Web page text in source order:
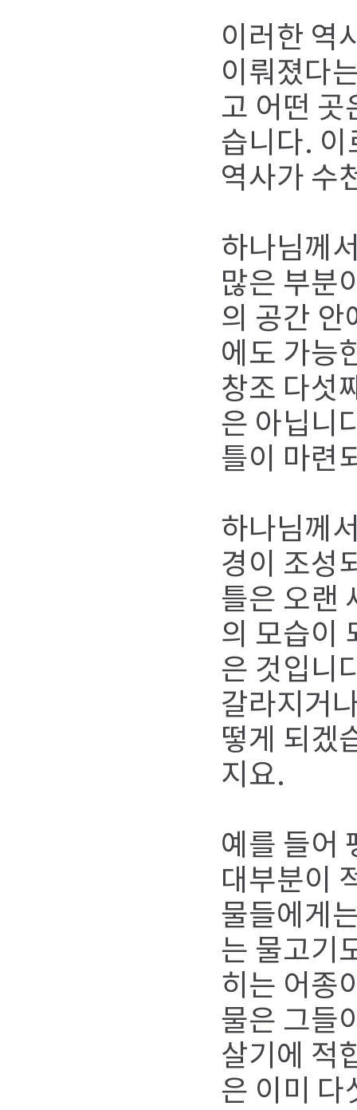
이러한 역
이뤄졌다
고 어떤 곳
습니다. 이
역사가 수
하나님께
많은 부분
의 공간 안
에도 가능
창조 다섯
은 아닙니
틀이 마련
하나님께
경이 조성
틀은 오랜
의 모습이
은 것입니
갈라지거
떻게 되겠
지요.
예를 들어
대부분이
물들에게
는 물고기
히는 어종
물은 그들
살기에 적
은 이미 다